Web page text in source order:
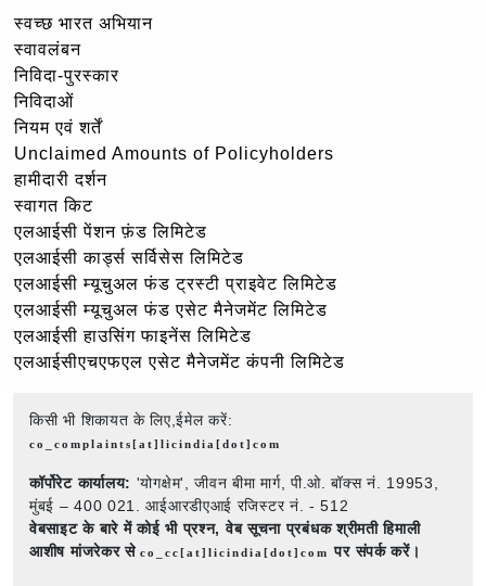
स्वच्छ भारत अभियान
स्वावलंबन
निविदा-पुरस्कार
निविदाओं
नियम एवं शर्तें
Unclaimed Amounts of Policyholders
हामीदारी दर्शन
स्वागत किट
एलआईसी पेंशन फ़ंड लिमिटेड
एलआईसी कार्ड्स सर्विसेस लिमिटेड
एलआईसी म्यूचुअल फंड ट्रस्टी प्राइवेट लिमिटेड
एलआईसी म्यूचुअल फंड एसेट मैनेजमेंट लिमिटेड
एलआईसी हाउसिंग फाइनेंस लिमिटेड
एलआईसीएचएफएल एसेट मैनेजमेंट कंपनी लिमिटेड
किसी भी शिकायत के लिए,ईमेल करें:
co_complaints[at]licindia[dot]com
कॉर्पोरेट कार्यालय: 'योगक्षेम', जीवन बीमा मार्ग, पी.ओ. बॉक्स नं. 19953,
मुंबई – 400 021. आईआरडीएआई रजिस्टर नं. - 512
वेबसाइट के बारे में कोई भी प्रश्न, वेब सूचना प्रबंधक श्रीमती हिमाली
आशीष मांजरेकर सेco_cc[at]licindia[dot]comपर संपर्क करें।